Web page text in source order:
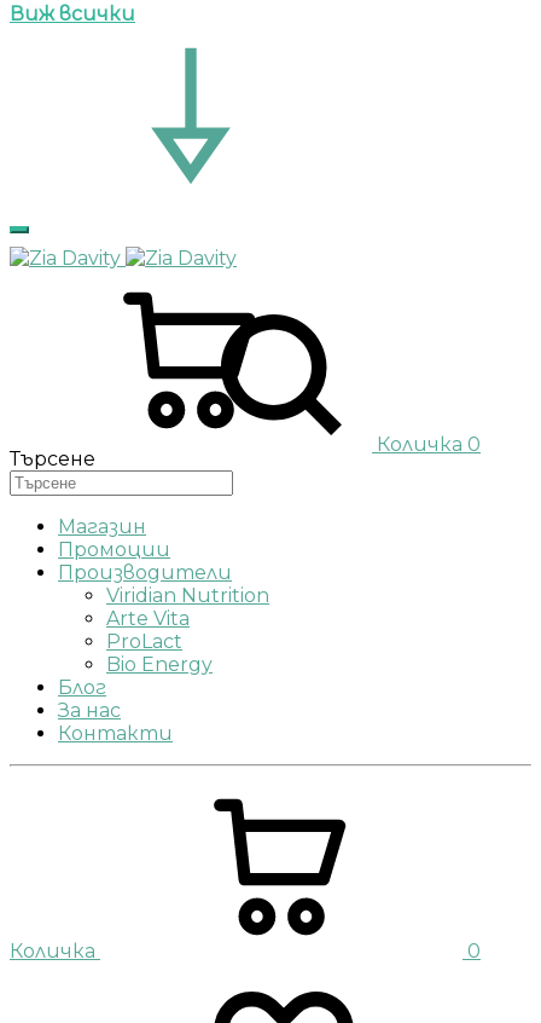
Виж всички
Количка 0
Търсене
Магазин
Промоции
Производители
Viridian Nutrition
Arte Vita
ProLact
Bio Energy
Блог
За нас
Контакти
Количка 0